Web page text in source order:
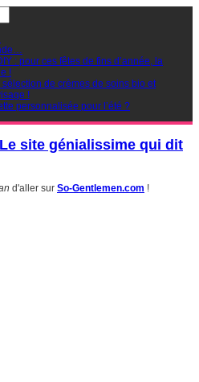
: pour ces fêtes de fins d’année, la
!
de crèmes de soins bio et
!
personnalisée pour l’été ?
site génialissime qui dit
d'aller sur So-Gentlemen.com !